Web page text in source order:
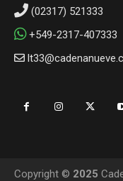
(02317) 521333
+549-2317-407333
Copyright © 2025